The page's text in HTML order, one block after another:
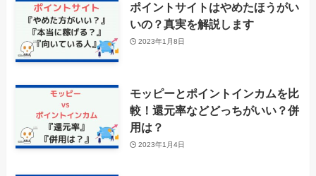
ポイントサイトはやめたほうがい
いの？真実を解説します
2023年1月8日
モッピーとポイントインカムを比
較！還元率などどっちがいい？併
用は？
2023年1月4日